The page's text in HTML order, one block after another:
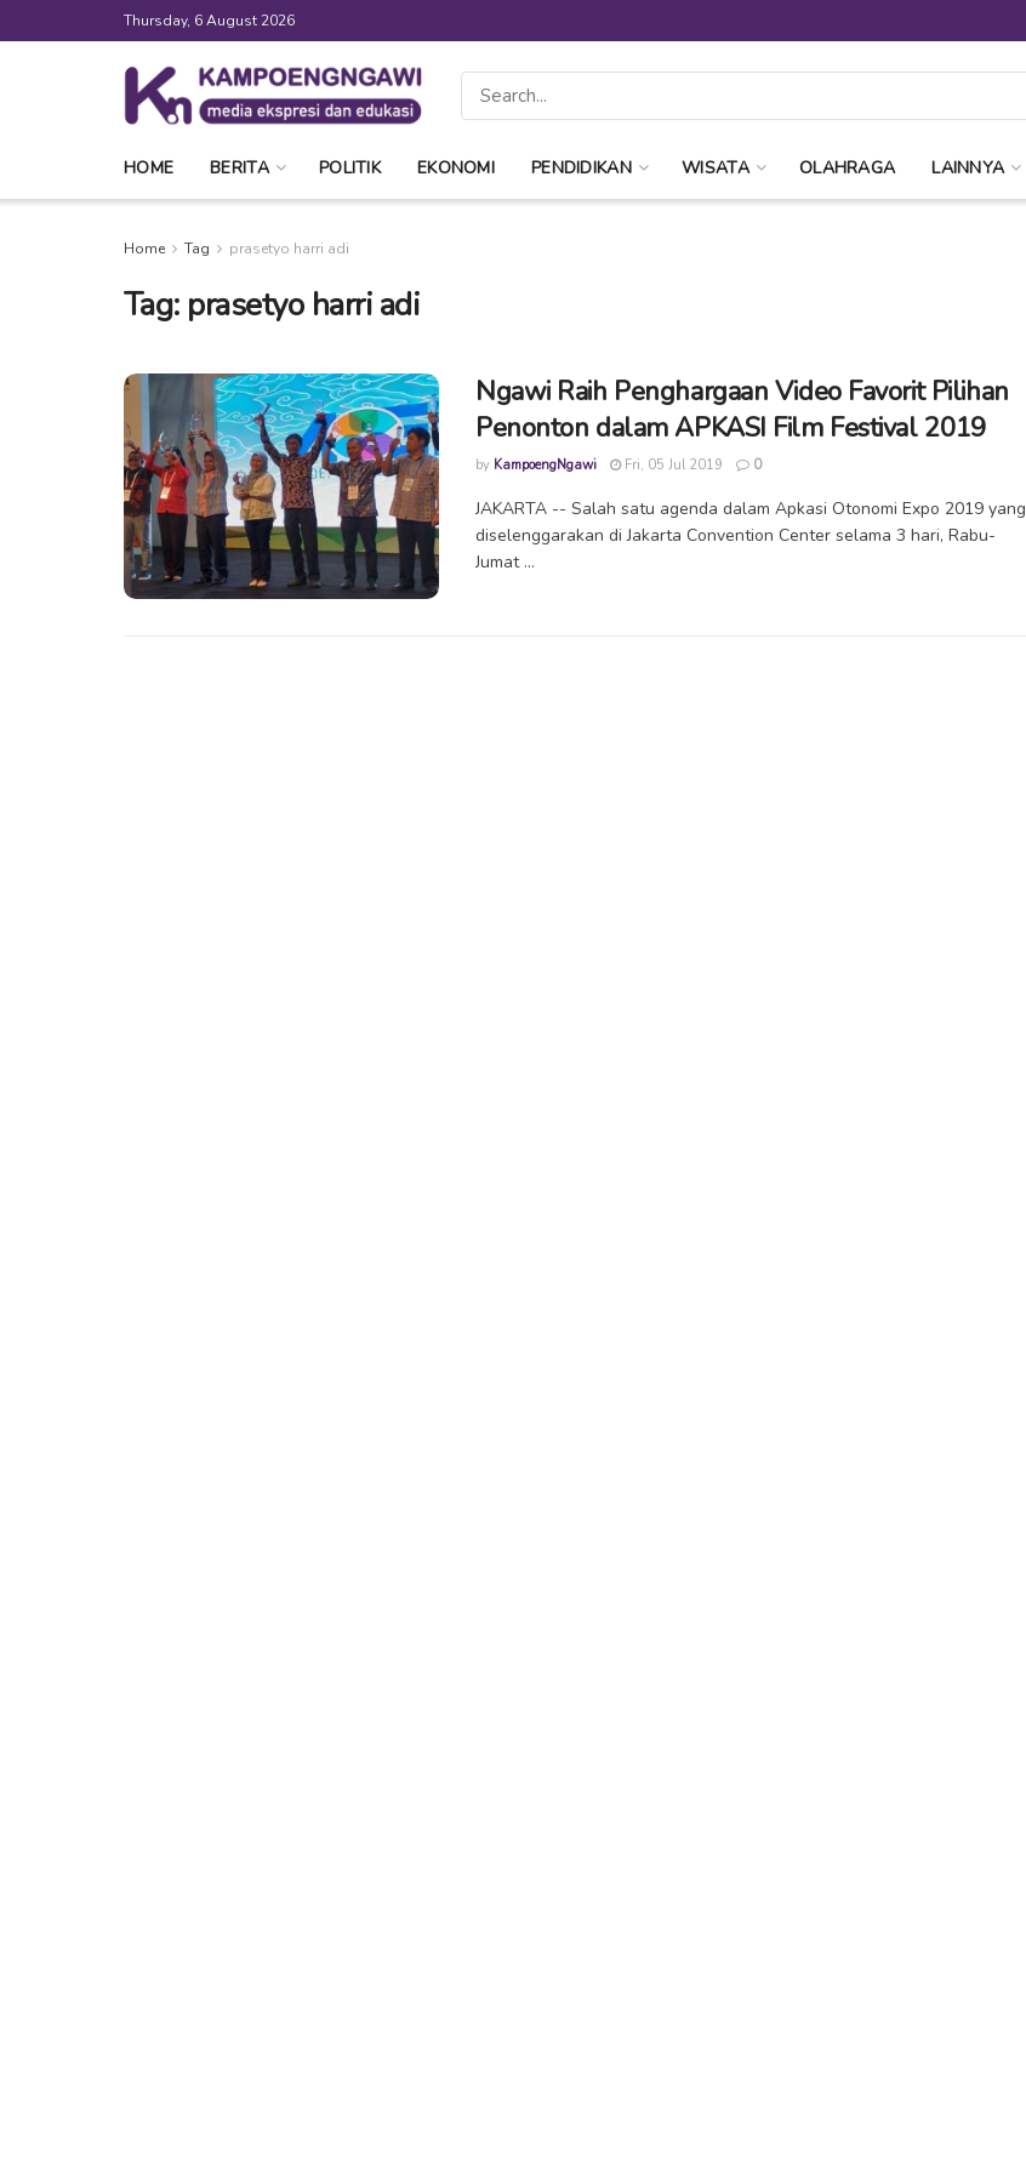
Thursday, 6 August 2026
HOME BERITA POLITIK EKONOMI PENDIDIKAN WISATA OLAHRAGA LAINNYA
Home Tag prasetyo harri adi
Tag: prasetyo harri adi
Ngawi Raih Penghargaan Video Favorit Pilihan
Penonton dalam APKASI Film Festival 2019
by KampoengNgawi Fri, 05 Jul 2019 0
JAKARTA -- Salah satu agenda dalam Apkasi Otonomi Expo 2019 yang
diselenggarakan di Jakarta Convention Center selama 3 hari, Rabu-
Jumat ...